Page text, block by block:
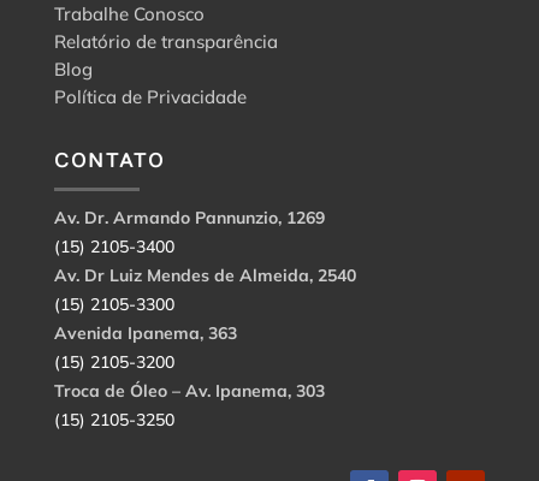
Trabalhe Conosco
Relatório de transparência
Blog
Política de Privacidade
CONTATO
Av. Dr. Armando Pannunzio, 1269
(15) 2105-3400
Av. Dr Luiz Mendes de Almeida, 2540
(15) 2105-3300
Avenida Ipanema, 363
(15) 2105-3200
Troca de Óleo – Av. Ipanema, 303
(15) 2105-3250